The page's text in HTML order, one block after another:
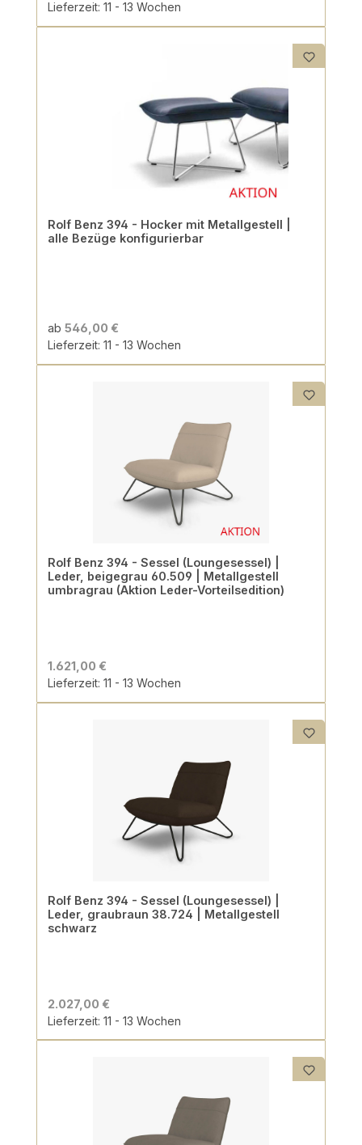
Lieferzeit: 11 - 13 Wochen
Rolf Benz 394 - Hocker mit Metallgestell |
alle Bezüge konfigurierbar
ab 546,00 €
Lieferzeit: 11 - 13 Wochen
Rolf Benz 394 - Sessel (Loungesessel) |
Leder, beigegrau 60.509 | Metallgestell
umbragrau (Aktion Leder-Vorteilsedition)
1.621,00 €
Lieferzeit: 11 - 13 Wochen
Rolf Benz 394 - Sessel (Loungesessel) |
Leder, graubraun 38.724 | Metallgestell
schwarz
2.027,00 €
Lieferzeit: 11 - 13 Wochen